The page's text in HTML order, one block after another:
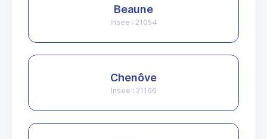
Beaune
Insee : 21054
Chenôve
Insee : 21166